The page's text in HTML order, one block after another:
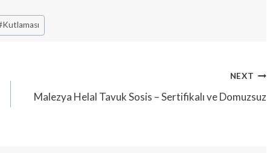
Kutlaması
NEXT
Malezya Helal Tavuk Sosis – Sertifikalı ve Domuzsuz